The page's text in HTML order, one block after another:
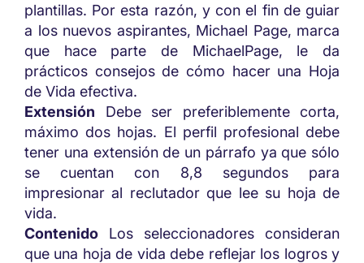
plantillas. Por esta razón, y con el fin de guiar
a los nuevos aspirantes, Michael Page, marca
que hace parte de MichaelPage, le da
prácticos consejos de cómo hacer una Hoja
de Vida efectiva.
Extensión Debe ser preferiblemente corta,
máximo dos hojas. El perfil profesional debe
tener una extensión de un párrafo ya que sólo
se cuentan con 8,8 segundos para
impresionar al reclutador que lee su hoja de
vida.
Contenido Los seleccionadores consideran
que una hoja de vida debe reflejar los logros y